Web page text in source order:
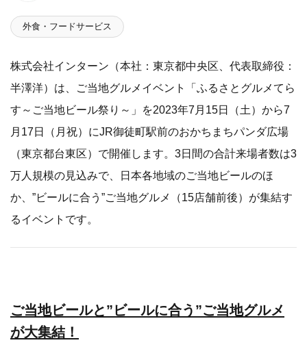
外食・フードサービス
株式会社インターン（本社：東京都中央区、代表取締役：
半澤洋）は、ご当地グルメイベント「ふるさとグルメてら
す～ご当地ビール祭り～」を2023年7月15日（土）から7
月17日（月祝）にJR御徒町駅前のおかちまちパンダ広場
（東京都台東区）で開催します。3日間の合計来場者数は3
万人規模の見込みで、日本各地域のご当地ビールのほ
か、”ビールに合う”ご当地グルメ（15店舗前後）が集結す
るイベントです。
ご当地ビールと”ビールに合う”ご当地グルメ
が大集結！